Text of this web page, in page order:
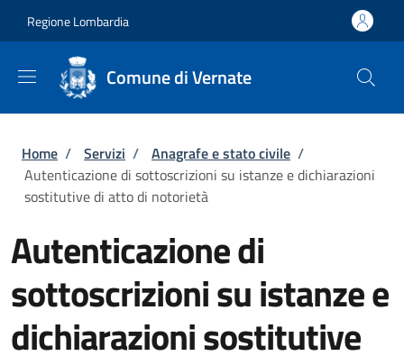
Regione Lombardia
Comune di Vernate
Briciole di pane
Home / Servizi / Anagrafe e stato civile /
Autenticazione di sottoscrizioni su istanze e dichiarazioni
sostitutive di atto di notorietà
Autenticazione di
sottoscrizioni su istanze e
dichiarazioni sostitutive